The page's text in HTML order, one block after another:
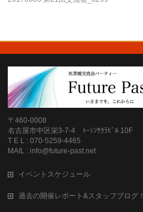
〒460-0008
名古屋市中区栄3-7-4 ﾄｰｼﾝｻｸﾗﾋﾞﾙ 10F
T E L : 070-5259-4465
MAIL : info@future-past.net
イベントスケジュール
過去の開催レポート&スタッフブログ！